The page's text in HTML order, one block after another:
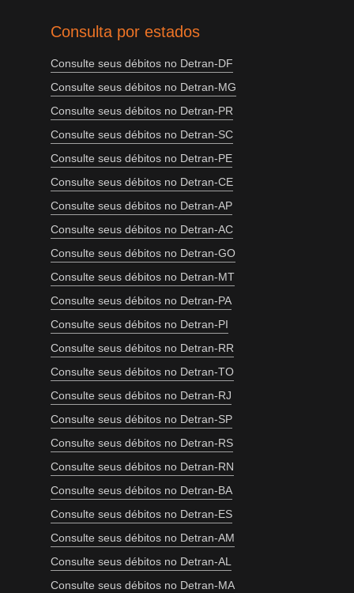
Consulta por estados
Consulte seus débitos no Detran-DF
Consulte seus débitos no Detran-MG
Consulte seus débitos no Detran-PR
Consulte seus débitos no Detran-SC
Consulte seus débitos no Detran-PE
Consulte seus débitos no Detran-CE
Consulte seus débitos no Detran-AP
Consulte seus débitos no Detran-AC
Consulte seus débitos no Detran-GO
Consulte seus débitos no Detran-MT
Consulte seus débitos no Detran-PA
Consulte seus débitos no Detran-PI
Consulte seus débitos no Detran-RR
Consulte seus débitos no Detran-TO
Consulte seus débitos no Detran-RJ
Consulte seus débitos no Detran-SP
Consulte seus débitos no Detran-RS
Consulte seus débitos no Detran-RN
Consulte seus débitos no Detran-BA
Consulte seus débitos no Detran-ES
Consulte seus débitos no Detran-AM
Consulte seus débitos no Detran-AL
Consulte seus débitos no Detran-MA